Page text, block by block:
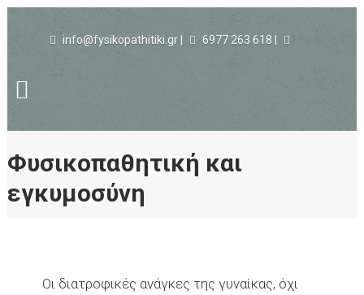
info@fysikopathitiki.gr | 6977 263 618 |
Φυσικοπαθητική και
εγκυμοσύνη
Οι διατροφικές ανάγκες της γυναίκας, όχι